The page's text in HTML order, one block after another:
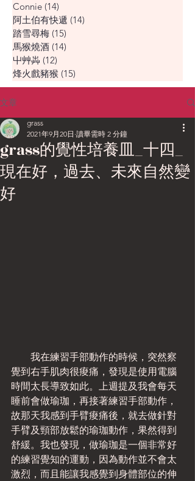
Connie (14)
阿土伯有快遞 (14)
踏雪尋梅 (15)
馬猴燒酒 (14)
屮艸芔 (12)
烽火戲豬猴 (15)
文章
grass的覺性培養皿_十四_
現在好，過去、未來自然變
好
grass
2021年9月20日 讀畢需時 2 分鐘
我在練習手部動作的時候，突然察
覺到右手肌肉很痠痛，發現是使用電腦
時間太長導致如此。上週提及我會每天
睡前會做瑜珈，再接著練習手部動作，
故那天我感到手臂痠痛後，就去做針對
手臂及頸部放鬆的瑜珈動作，果然得到
舒緩。我也發現，做瑜珈是一個非常好
的練習覺知的運動，因為動作並不會太
激烈，而且能讓我感覺到身體部位的伸